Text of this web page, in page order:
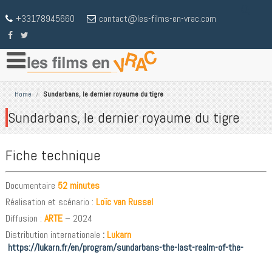
+33178945660 contact@les-films-en-vrac.com
Home / Sundarbans, le dernier royaume du tigre
Sundarbans, le dernier royaume du tigre
Fiche technique
Documentaire 52 minutes
Réalisation et scénario : Loïcvan Russel
Diffusion : ARTE– 2024
Distribution internationale :Lukarn
https://lukarn.fr/en/program/sundarbans-the-last-realm-of-the-